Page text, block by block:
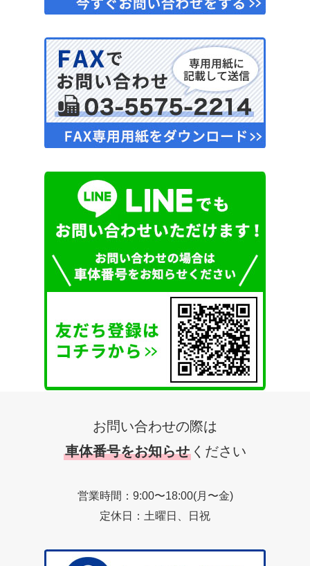
お問い合わせの際は
車体番号をお知らせ ください
営業時間：9:00〜18:00(月〜金)
定休日：土曜日、日祝